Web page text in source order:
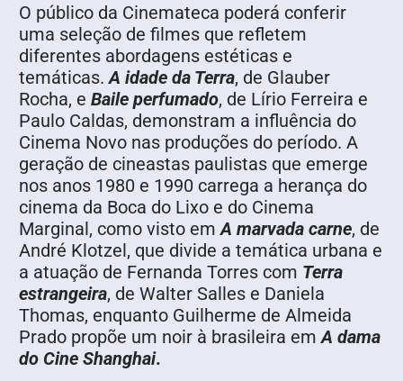
O público da Cinemateca poderá conferir
uma seleção de filmes que refletem
diferentes abordagens estéticas e
temáticas.A idade da Terra, de Glauber
Rocha, e Baile perfumado, de Lírio Ferreira e
Paulo Caldas, demonstram a influência do
Cinema Novo nas produções do período. A
geração de cineastas paulistas que emerge
nos anos 1980 e 1990 carrega a herança do
cinema da Boca do Lixo e do Cinema
Marginal, como visto em A marvada carne, de
André Klotzel, que divide a temática urbana e
a atuação de Fernanda Torres com Terra
estrangeira, de Walter Salles e Daniela
Thomas, enquanto Guilherme de Almeida
Prado propõe um noir à brasileira emA dama
do Cine Shanghai.